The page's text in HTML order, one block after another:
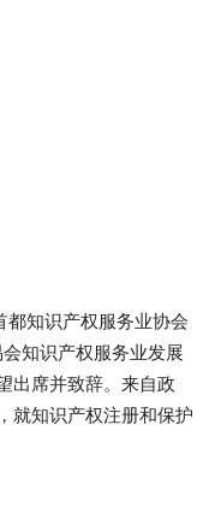
知识产权服务业协会
知识产权服务业发展
出席并致辞。来自政
就知识产权注册和保护